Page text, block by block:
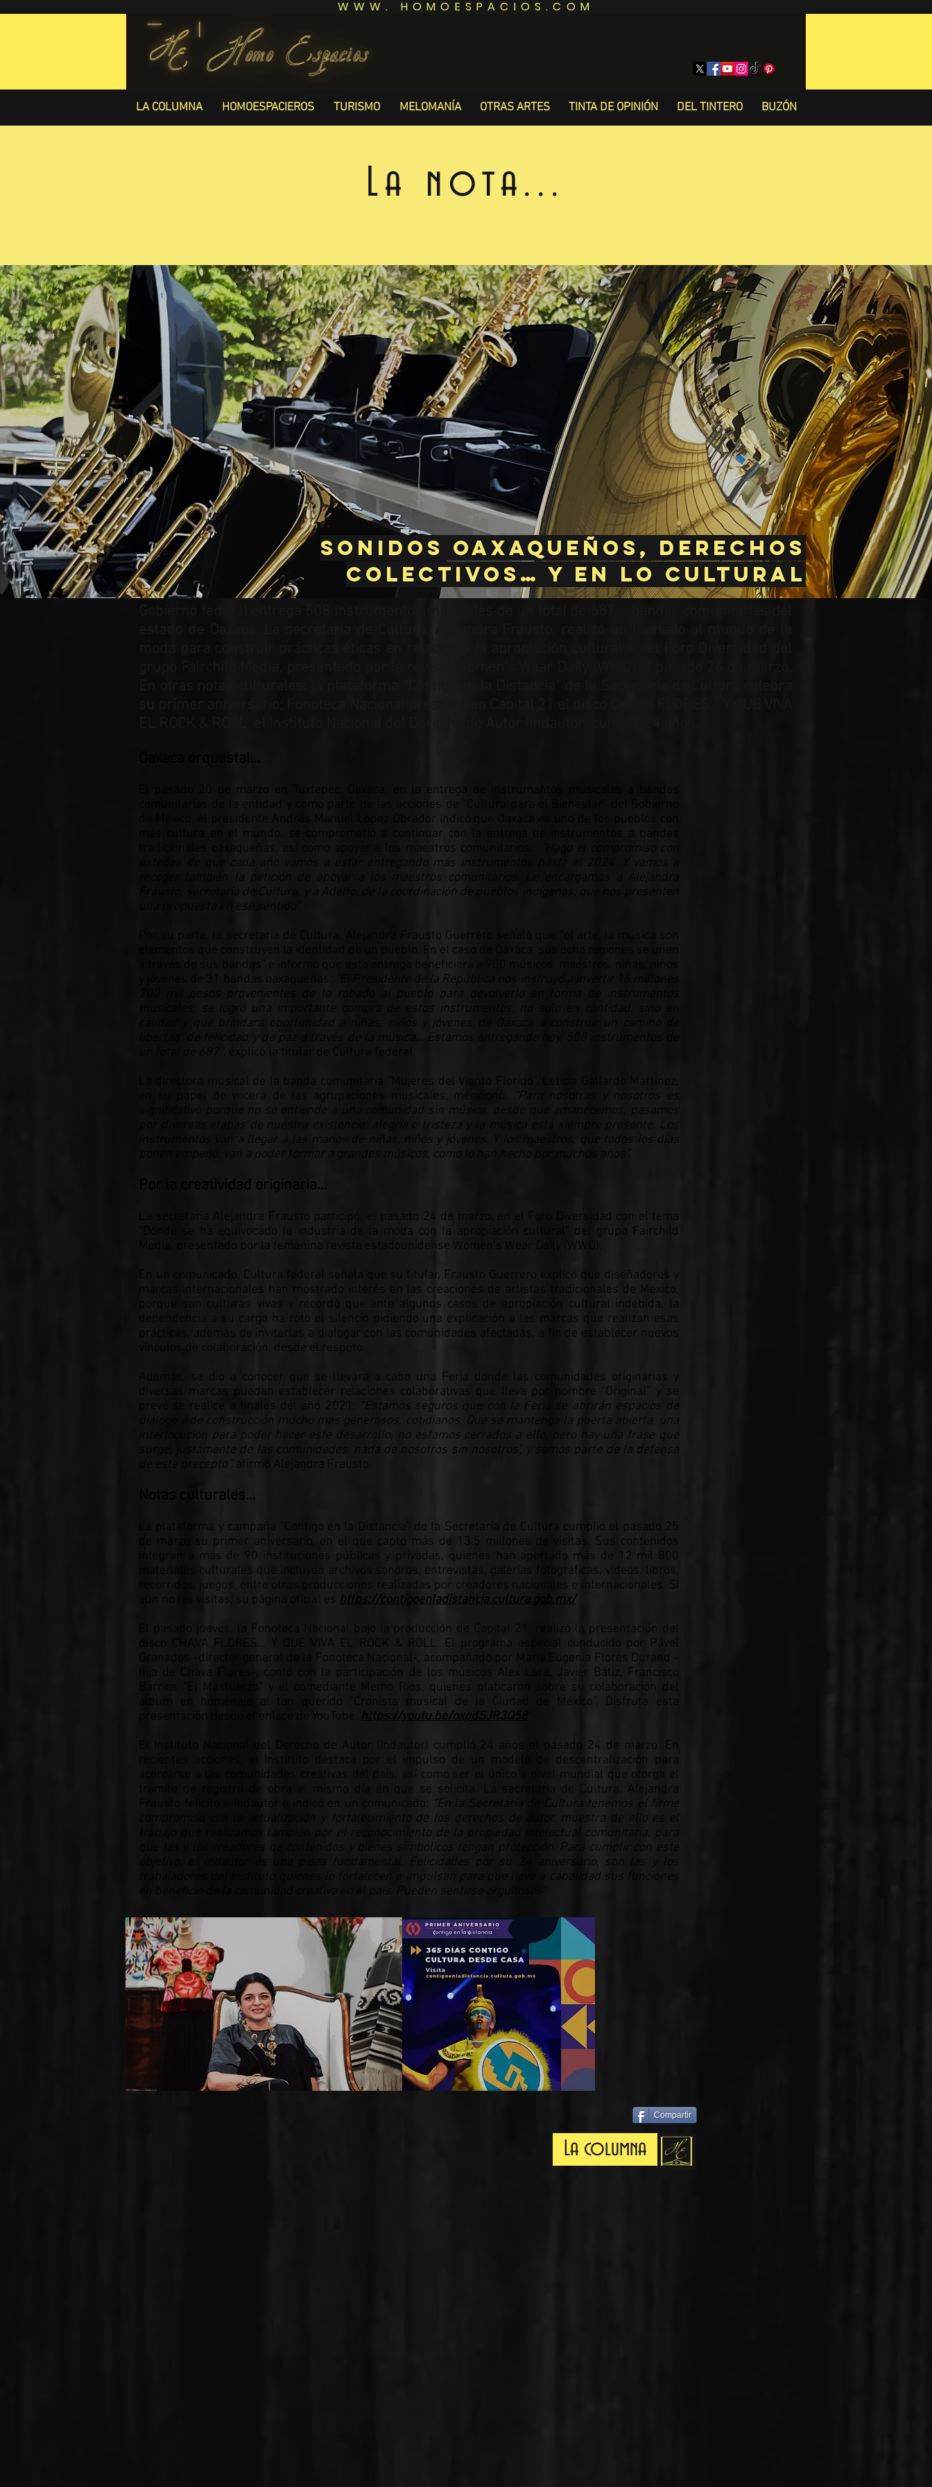
WWW. HOMOESPACIOS.COM
LA COLUMNA HOMOESPACIEROS TURISMO MELOMANÍA OTRAS ARTES TINTA DE OPINIÓN DEL TINTERO BUZÓN
La nota...
Sonidos oaxaqueños, derechos
colectivos… y en lo cultural
El pasado 20 de marzo en Tuxtepec, Oaxaca, en la entrega de instrumentos musicales a bandas
comunitarias de la entidad y como parte de las acciones de “Cultura para el Bienestar” del Gobierno
de México, el presidente Andrés Manuel López Obrador indicó que Oaxaca es uno de los pueblos con
más cultura en el mundo, se comprometió a continuar con la entrega de instrumentos a bandas
tradicionales oaxaqueñas, así como apoyar a los maestros comunitarios:
ustedes de que cada año vamos a estar entregando más instrumentos hasta el 2024. Y vamos a
recoger también la petición de apoyar a los maestros comunitarios. Le encargamos a Alejandra
Frausto, secretaria de Cultura, y a Adelfo, de la coordinación de pueblos indígenas, que nos presenten
una propuesta en ese sentido”.
Por su parte, la secretaria de Cultura, Alejandra Frausto Guerrero señaló que “el arte, la música son
elementos que construyen la identidad de un pueblo. En el caso de Oaxaca, sus ocho regiones se unen
a través de sus bandas” e informó que esta entrega beneficiará a 900 músicos, maestros, niñas, niños
y jóvenes de 31 bandas oaxaqueñas:
“El Presidente de la República nos instruyó a invertir 16 millones
200 mil pesos provenientes de lo robado al pueblo para devolverlo en forma de instrumentos
musicales; se logró una importante compra de estos instrumentos, no solo en cantidad, sino en
calidad y que brindará oportunidad a niñas, niños y jóvenes de Oaxaca a construir un camino de
libertad, de felicidad y de paz a través de la música… Estamos entregando hoy, 508 instrumentos de
La directora musical de la banda comunitaria “Mujeres del Viento Florido”, Leticia Gallardo Martínez,
en su papel de vocera de las agrupaciones musicales, mencionó:
“Para nosotras y nosotros es
significativo porque no se entiende a una comunidad sin música, desde que amanecemos, pasamos
por diversas etapas de nuestra existencia: alegría o tristeza y la música está siempre presente. Los
instrumentos van a llegar a las manos de niñas, niños y jóvenes. Y los maestros, que todos los días
ponen empeño, van a poder formar a grandes músicos, como lo han hecho por muchos años”.
Por la creatividad originaria…
La secretaria Alejandra Frausto participó, el pasado 24 de marzo, en el Foro Diversidad con el tema
“Dónde se ha equivocado la industria de la moda con la apropiación cultural” del grupo Fairchild
Media, presentado por la femenina revista estadounidense Women’s Wear Daily (WWD).
En un comunicado, Cultura federal señala que su titular, Frausto Guerrero explicó que diseñadores y
marcas internacionales han mostrado interés en las creaciones de artistas tradicionales de México,
porque son culturas vivas y recordó que ante algunos casos de apropiación cultural indebida, la
dependencia a su cargo ha roto el silencio pidiendo una explicación a las marcas que realizan esas
prácticas, además de invitarlas a dialogar con las comunidades afectadas, a fin de establecer nuevos
vínculos de colaboración, desde el respeto.
Además, se dio a conocer que se llevará a cabo una Feria donde las comunidades originarias y
diversas marcas puedan establecer relaciones colaborativas que lleva por nombre “Original” y se
prevé se realice a finales del año 2021:
“Estamos seguros que con la Feria se abrirán espacios de
diálogo y de construcción mucho más generosos, cotidianos. Que se mantenga la puerta abierta, una
interlocución para poder hacer este desarrollo, no estamos cerrados a ello, pero hay una frase que
surge, justamente de las comunidades ‘nada de nosotros sin nosotros’, y somos parte de la defensa
de este precepto”,
afirmó Alejandra Frausto.
Notas culturales…
La plataforma y campaña “Contigo en la Distancia” de la Secretaría de Cultura cumplió el pasado 25
de marzo su primer aniversario, en el que captó más de 13.5 millones de visitas. Sus contenidos
integran a más de 90 instituciones públicas y privadas, quienes han aportado más de 12 mil 800
materiales culturales que incluyen archivos sonoros, entrevistas, galerías fotográficas, videos, libros,
recorridos, juegos, entre otras producciones realizadas por creadores nacionales e internacionales. Si
aún no las visitas, su página oficial es https://contigoenladistancia.cultura.gob.mx/
El pasado jueves, la Fonoteca Nacional bajo la producción de Capital 21, realizó la presentación del
disco CHAVA FLORES… Y QUE VIVA EL ROCK & ROLL. El programa especial conducido por Pável
Granados -director general de la Fonoteca Nacional-, acompañado por María Eugenia Flores Durand -
hija de Chava Flores-, contó con la participación de los músicos Alex Lora, Javier Bátiz, Francisco
Barrios “El Mastuerzo” y el comediante Memo Ríos, quienes platicaron sobre su colaboración del
álbum en homenaje al tan querido “Cronista musical de la Ciudad de México”. Disfruta esta
presentación desde el enlace de YouTube:
https://youtu.be/oxpdSJR3Q58
El Instituto Nacional del Derecho de Autor (Indautor) cumplió 24 años el pasado 24 de marzo. En
recientes acciones, el Instituto destaca por el impulso de un modelo de descentralización para
acercarse a las comunidades creativas del país, así como ser el único a nivel mundial que otorga el
trámite de registro de obra el mismo día en que se solicita. La secretaria de Cultura, Alejandra
Frausto felicito a Indautor e indicó en un comunicado:
“En la Secretaría de Cultura tenemos el firme
compromiso con la actualización y fortalecimiento de los derechos de autor, muestra de ello es el
trabajo que realizamos también por el reconocimiento de la propiedad intelectual comunitaria, para
que las y los creadores de contenidos y bienes simbólicos tengan protección. Para cumplir con este
objetivo, el Indautor es una pieza fundamental. Felicidades por su 24 aniversario, son las y los
trabajadores del Instituto quienes lo fortalecen e impulsan para que lleve a cabalidad sus funciones
en beneficio de la comunidad creativa en el país. Pueden sentirse orgullosos”.
Compartir
La columna